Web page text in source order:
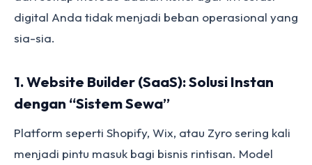
digital Anda tidak menjadi beban operasional yang
sia-sia.
1. Website Builder (SaaS): Solusi Instan
dengan “Sistem Sewa”
Platform seperti Shopify, Wix, atau Zyro sering kali
menjadi pintu masuk bagi bisnis rintisan. Model